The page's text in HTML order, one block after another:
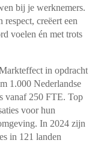
bij je werknemers.
creëert een
voelen én met trots
in opdracht
1.000 Nederlandse
vanaf 250 FTE. Top
voor hun
In 2024 zijn
in 121 landen